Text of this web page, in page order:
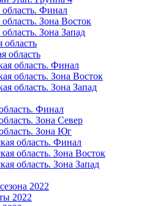
область. Финал
область. Зона Восток
область. Зона Запад
область
область
область. Финал
область. Зона Восток
область. Зона Запад
Финал
Зона Север
Зона Юг
область. Финал
область. Зона Восток
область. Зона Запад
2022
2022